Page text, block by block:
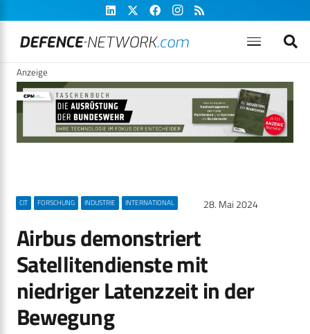
Anzeige
CIT FORSCHUNG INDUSTRIE INTERNATIONAL 28. Mai 2024
Airbus demonstriert
Satellitendienste mit
niedriger Latenzzeit in der
Bewegung